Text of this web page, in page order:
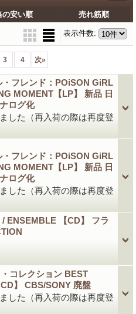
の安い順 売れ筋順
表示件数:
3 4 次»
フレンド：POiSON GiRL
MOMENT【LP】 新品 日
ログ化
した（再入荷の際は再度登
フレンド：POiSON GiRL
MOMENT【LP】 新品 日
ログ化
した（再入荷の際は再度登
ENSEMBLE 【CD】 フラ
コレクション BEST
】 CBS/SONY 廃盤
した（再入荷の際は再度登